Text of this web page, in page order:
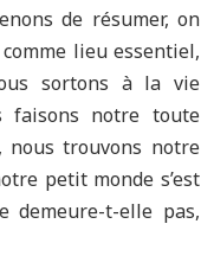
de résumer, on
lieu essentiel,
sortons à la vie
faisons notre toute
nous trouvons notre
petit monde s’est
demeure-t-elle pas,